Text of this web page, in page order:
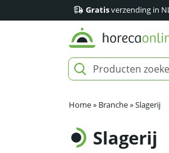
Gratisverzending in
Home» Branche»Slagerij
Slagerij